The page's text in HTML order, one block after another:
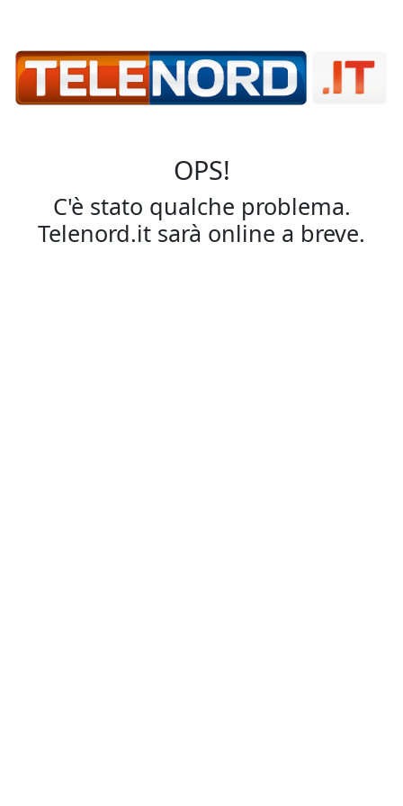
OPS!
C'è stato qualche problema.
Telenord.it sarà online a breve.